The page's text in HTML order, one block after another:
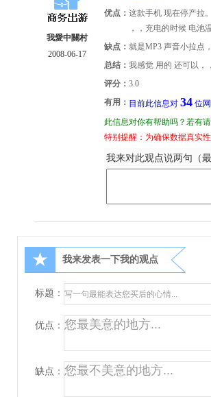
我愛中關村
2008-06-17
优点： 这款手机 现在停产拉
，，充电的时候 电池
缺点： 就是MP3 声音小拉点
总结： 我感觉 用的 还可以，，
评分： 3.0
有用： 目前此信息对 34 位
此信息对你有帮助吗？若有
特别提醒：为确保数据真实
我来对此观点说两句（最
★ 我来发表一下我的观点
标题：
优点：
缺点：